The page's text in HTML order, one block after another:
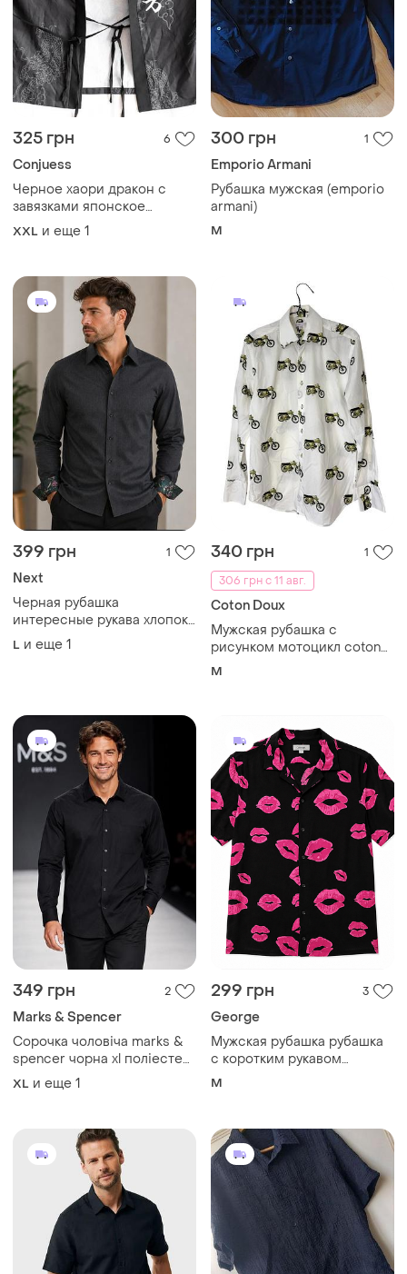
325 грн 6
Conjuess
Черное хаори дракон с
завязками японское
кимоно мужское женское
унисекс азиатский
аниме dragon
XXL и еще 1
300 грн 1
Emporio Armani
Рубашка мужская (emporio
armani)
M
399 грн 1
Next
Черная рубашка
интересные рукава хлопок,
ворот 44
L и еще 1
340 грн
1
306 грн с 11 авг.
Coton Doux
Мужская рубашка с
рисунком мотоцикл coton
doux
M
349 грн 2
Marks & Spencer
Сорочка чоловіча marks &
spencer чорна xl поліестер
/ бавовна
XL и еще 1
299 грн 3
George
Мужская рубашка рубашка
с коротким рукавом
принтом помада губы
M